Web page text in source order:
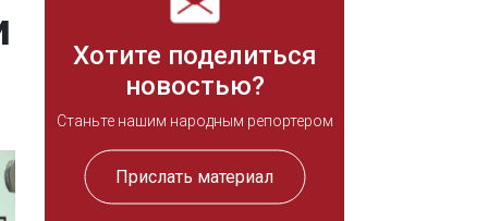
Хотите поделиться
новостью?
Станьте нашим народным репортером
Прислать материал